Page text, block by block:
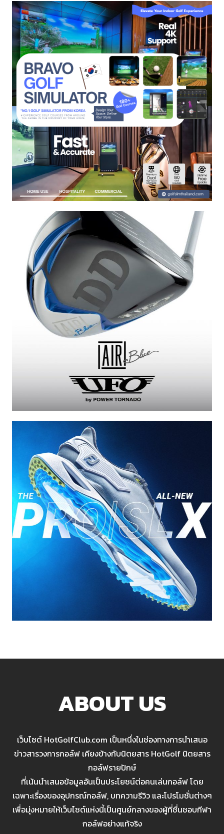
ABOUT US
เว็บไซต์ HotGolfClub.com เป็นหนึ่งในช่องทางการนำเสนอ
ข่าวสารวงการกอล์ฟ เคียงข้างกับนิตยสาร HotGolf นิตยสาร
กอล์ฟรายปักษ์
ที่เน้นนำเสนอข้อมูลอันเป็นประโยชน์ต่อคนเล่นกอล์ฟ โดย
เฉพาะเรื่องของอุปกรณ์กอล์ฟ, บทความรีวิว และโปรโมชั่นต่างๆ
เพื่อมุ่งหมายให้เว็บไซต์แห่งนี้เป็นศูนย์กลางของผู้ที่ชื่นชอบกีฬา
กอล์ฟอย่างแท้จริง